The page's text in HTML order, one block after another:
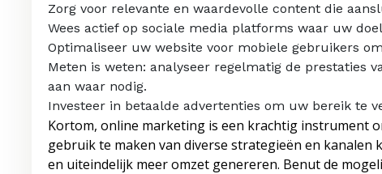
Zorg voor relevante en waardevolle content die
Wees actief op sociale media platforms waar uw
Optimaliseer uw website voor mobiele gebruikers
Meten is weten: analyseer regelmatig de prestaties
aan waar nodig.
Investeer in betaalde advertenties om uw bereik te
Kortom, online marketing is een krachtig instrument
gebruik te maken van diverse strategieën en
en uiteindelijk meer omzet genereren. Benut de